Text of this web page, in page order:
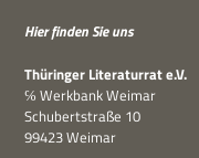
Hier fin­den Sie uns
Thü­rin­ger Lite­ra­tur­rat e.V.
℅ Werk­bank Weimar
Schu­bert­straße 10
99423 Weimar